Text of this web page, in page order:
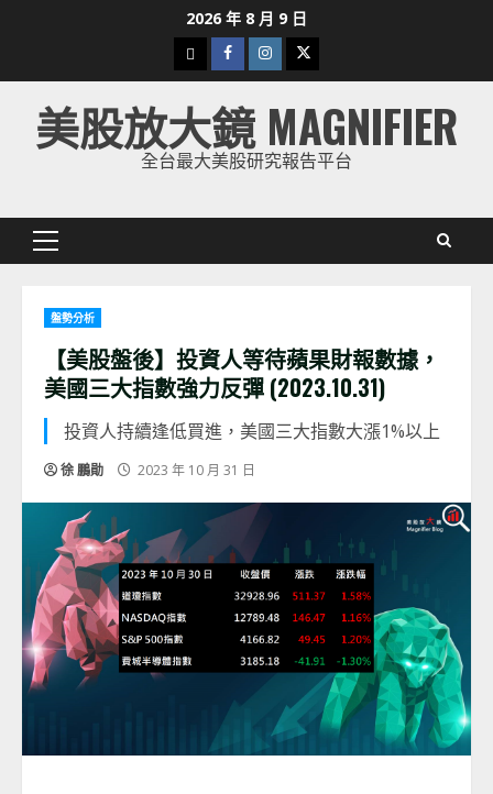
2026 年 8 月 9 日
下
載
美
股
Facebook
Instagram
Twitter
美股放大鏡 MAGNIFIER
全台最大美股研究報告平台
Primary
盤勢分析
【美股盤後】投資人等待蘋果財報數據，
美國三大指數強力反彈 (2023.10.31)
投資人持續逢低買進，美國三大指數大漲1%以上
徐 鵬勛 2023 年 10 月 31 日